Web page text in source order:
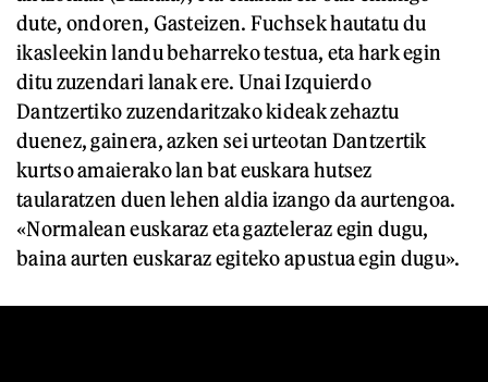
dute, ondoren, Gasteizen. Fuchsek hautatu du
ikasleekin landu beharreko testua, eta hark egin
ditu zuzendari lanak ere. Unai Izquierdo
Dantzertiko zuzendaritzako kideak zehaztu
duenez, gainera, azken sei urteotan Dantzertik
kurtso amaierako lan bat euskara hutsez
taularatzen duen lehen aldia izango da aurtengoa.
«Normalean euskaraz eta gazteleraz egin dugu,
baina aurten euskaraz egiteko apustua egin dugu».